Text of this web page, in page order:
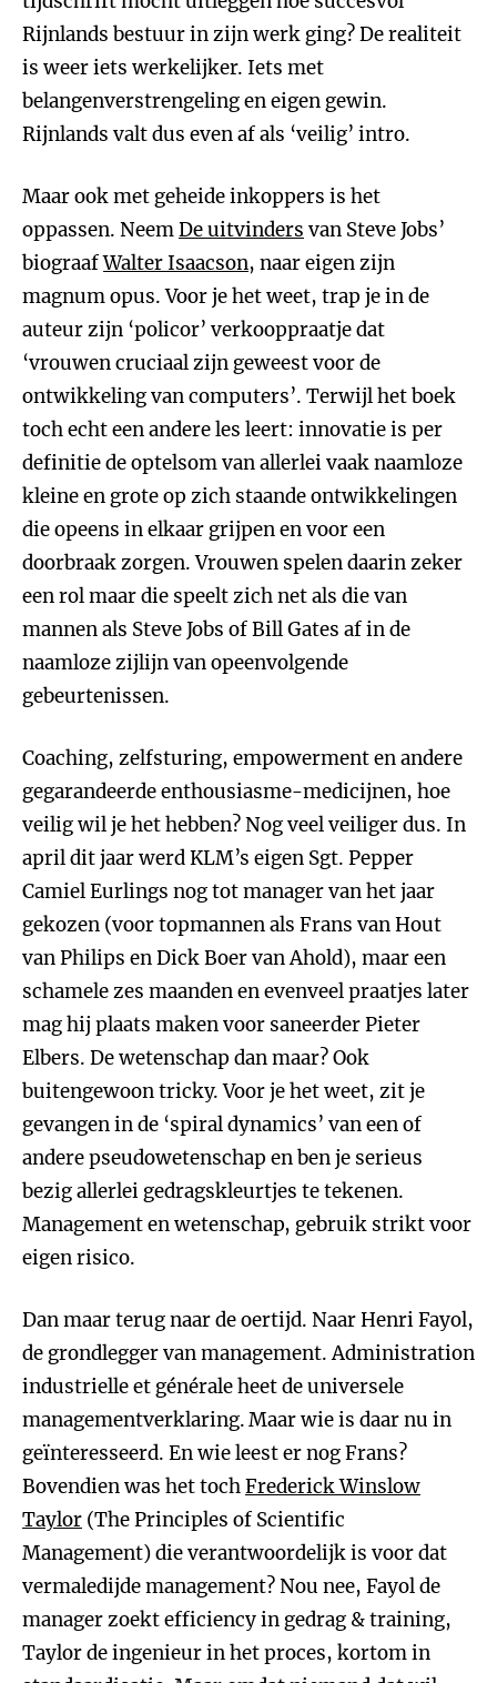
Rijnlands bestuur in zijn werk ging? De realiteit
is weer iets werkelijker. Iets met
belangenverstrengeling en eigen gewin.
Rijnlands valt dus even af als ‘veilig’ intro.
Maar ook met geheide inkoppers is het
oppassen. NeemDe uitvinders van Steve Jobs’
biograafWalter Isaacson, naar eigen zijn
magnum opus. Voor je het weet, trap je in de
auteur zijn ‘policor’ verkooppraatje dat
‘vrouwen cruciaal zijn geweest voor de
ontwikkeling van computers’. Terwijl het boek
toch echt een andere les leert: innovatie is per
definitie de optelsom van allerlei vaak naamloze
kleine en grote op zich staande ontwikkelingen
die opeens in elkaar grijpen en voor een
doorbraak zorgen. Vrouwen spelen daarin zeker
een rol maar die speelt zich net als die van
mannen als Steve Jobs of Bill Gates af in de
naamloze zijlijn van opeenvolgende
gebeurtenissen.
Coaching, zelfsturing, empowerment en andere
gegarandeerde enthousiasme-medicijnen, hoe
veilig wil je het hebben? Nog veel veiliger dus. In
april dit jaar werd KLM’s eigen Sgt. Pepper
Camiel Eurlings nog tot manager van het jaar
gekozen (voor topmannen als Frans van Hout
van Philips en Dick Boer van Ahold), maar een
schamele zes maanden en evenveel praatjes later
mag hij plaats maken voor saneerder Pieter
Elbers. De wetenschap dan maar? Ook
buitengewoon tricky. Voor je het weet, zit je
gevangen in de ‘spiral dynamics’ van een of
andere pseudowetenschap en ben je serieus
bezig allerlei gedragskleurtjes te tekenen.
Management en wetenschap, gebruik strikt voor
eigen risico.
Dan maar terug naar de oertijd. Naar Henri Fayol,
de grondlegger van management. Administration
industrielle et générale heet de universele
managementverklaring.Maar wie is daar nu in
geïnteresseerd. En wie leest er nog Frans?
Bovendien was het tochFrederick Winslow
Taylor (The Principles of Scientific
Management) die verantwoordelijk is voor dat
vermaledijde management? Nou nee, Fayol de
manager zoekt efficiency in gedrag & training,
Taylor de ingenieur in het proces, kortom in